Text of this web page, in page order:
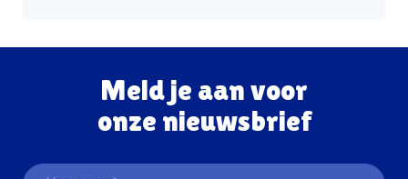
Meld je aan voor
onze nieuwsbrief